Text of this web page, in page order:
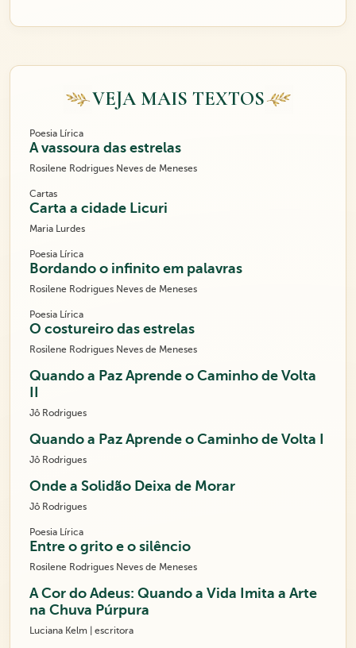
VEJA MAIS TEXTOS
Poesia Lírica
A vassoura das estrelas
Rosilene Rodrigues Neves de Meneses
Cartas
Carta a cidade Licuri
Maria Lurdes
Poesia Lírica
Bordando o infinito em palavras
Rosilene Rodrigues Neves de Meneses
Poesia Lírica
O costureiro das estrelas
Rosilene Rodrigues Neves de Meneses
Quando a Paz Aprende o Caminho de Volta
Jô Rodrigues
Quando a Paz Aprende o Caminho de Volta I
Jô Rodrigues
Onde a Solidão Deixa de Morar
Jô Rodrigues
Poesia Lírica
Entre o grito e o silêncio
Rosilene Rodrigues Neves de Meneses
A Cor do Adeus: Quando a Vida Imita a Arte
na Chuva Púrpura
Luciana Kelm | escritora